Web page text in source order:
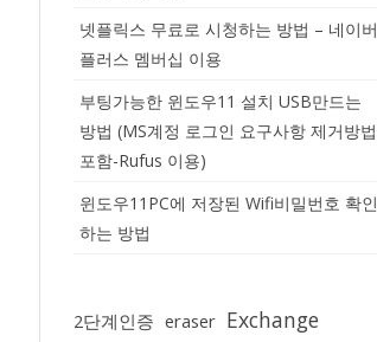
넷플릭스 무료로 시청하는 방법 – 네이버
플러스 멤버십 이용
부팅가능한 윈도우11 설치 USB만드는
방법 (MS계정 로그인 요구사항 제거방법
포함-Rufus 이용)
윈도우11PC에 저장된 Wifi비밀번호 확인
하는 방법
2단계인증 eraser Exchange